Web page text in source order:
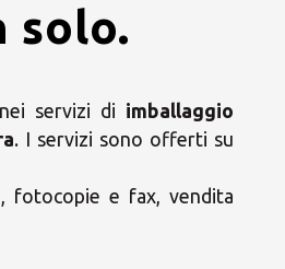
solo.
servizi di imballaggio
. I servizi sono offerti su
, fotocopie e fax, vendita